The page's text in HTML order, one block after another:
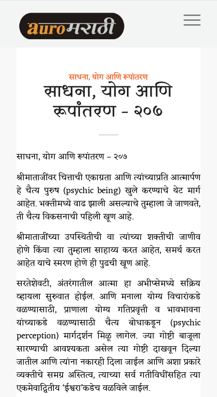
साधना, योग आणि रूपांतरण
साधना, योग आणि
रूपांतरण – २०७
साधना, योग आणि रूपांतरण – २०७
श्रीमाताजींवर चित्ताची एकाग्रता आणि त्यांच्याप्रति आत्मार्पण
हे चैत्य पुरुष (psychic being) खुले करण्याचे थेट मार्ग
आहेत. भक्तीमध्ये वाढ झाली असल्याचे तुम्हाला जे जाणवते,
ती चैत्य विकसनाची पहिली खूण आहे.
श्रीमाताजींच्या उपस्थितीची वा त्यांच्या शक्तीची जाणीव
होणे किंवा त्या तुम्हाला साहाय्य करत आहेत, समर्थ करत
आहेत याचे स्मरण होणे ही पुढची खूण आहे.
सरतेशेवटी, अंतरंगातील आत्मा हा अभीप्सेमध्ये सक्रिय
व्हायला सुरुवात होईल. आणि मनाला योग्य विचारांकडे
वळण्यासाठी, प्राणाला योग्य गतिप्रवृत्ती व भावभावना
यांच्याकडे वळण्यासाठी चैत्य बोधाकडून (psychic
perception) मार्गदर्शन मिळू लागेल. ज्या गोष्टी बाजूला
सारण्याची आवश्यकता असेल त्या गोष्टी दाखवून दिल्या
जातील आणि त्यांना नकारही दिला जाईल आणि अशा प्रकारे
व्यक्तीचे समग्र अस्तित्व, त्याच्या सर्व गतीविधींसहित त्या
एकमेवाद्वितीय ‘ईश्वरा’कडेच वळविले जाईल.